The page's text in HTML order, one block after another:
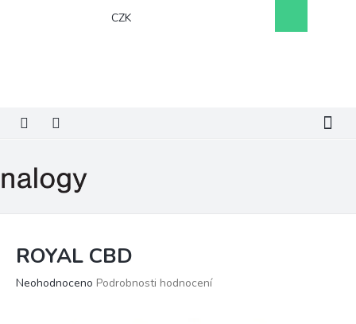
CZK
košík
ROYAL CBD
Průměrné
Neohodnoceno Podrobnosti hodnocení